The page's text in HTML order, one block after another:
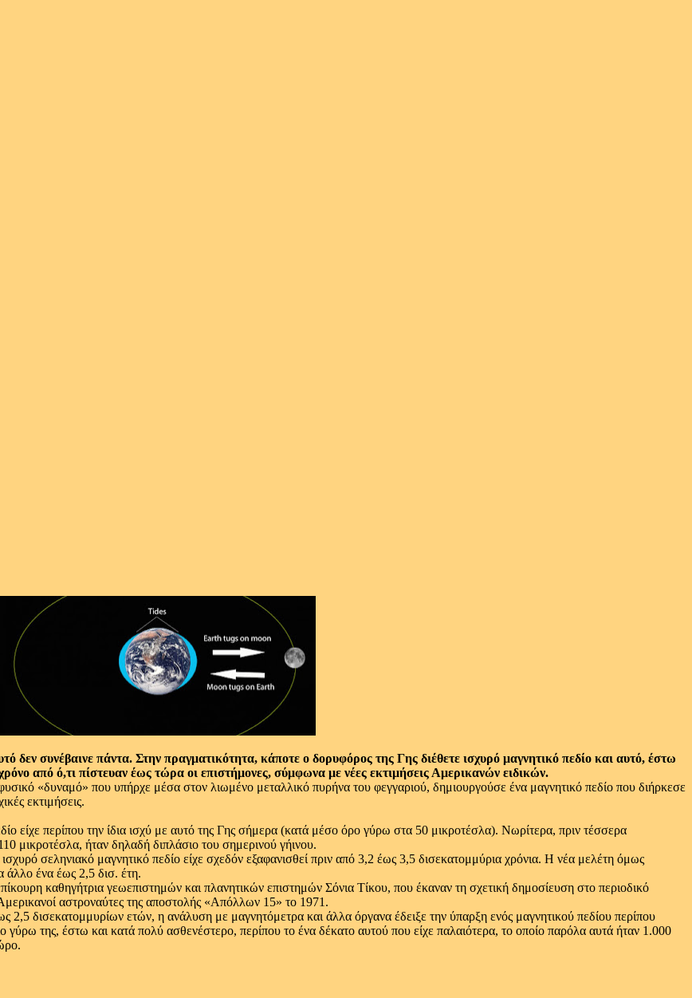
δεν συνέβαινε πάντα. Στην πραγματικότητα, κάποτε ο δορυφόρος της Γης διέθετε ισχυρό μαγνητικό πεδίο και αυτό, έστω
από ό,τι πίστευαν έως τώρα οι επιστήμονες, σύμφωνα με νέες εκτιμήσεις Αμερικανών ειδικών.
«δυναμό» που υπήρχε μέσα στον λιωμένο μεταλλικό πυρήνα του φεγγαριού, δημιουργούσε ένα μαγνητικό πεδίο που διήρκεσε
εκτιμήσεις.
είχε περίπου την ίδια ισχύ με αυτό της Γης σήμερα (κατά μέσο όρο γύρω στα 50 μικροτέσλα). Νωρίτερα, πριν τέσσερα
μικροτέσλα, ήταν δηλαδή διπλάσιο του σημερινού γήινου.
σεληνιακό μαγνητικό πεδίο είχε σχεδόν εξαφανισθεί πριν από 3,2 έως 3,5 δισεκατομμύρια χρόνια. Η νέα μελέτη όμως
άλλο ένα έως 2,5 δισ. έτη.
καθηγήτρια γεωεπιστημών και πλανητικών επιστημών Σόνια Τίκου, που έκαναν τη σχετική δημοσίευση στο περιοδικό
αστροναύτες της αποστολής «Απόλλων 15» το 1971.
2,5 δισεκατομμυρίων ετών, η ανάλυση με μαγνητόμετρα και άλλα όργανα έδειξε την ύπαρξη ενός μαγνητικού πεδίου περίπου
γύρω της, έστω και κατά πολύ ασθενέστερο, περίπου το ένα δέκατο αυτού που είχε παλαιότερα, το οποίο παρόλα αυτά ήταν 1.000